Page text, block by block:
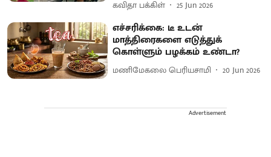
கவிதா பக்கிள் 25 Jun 2026
எச்சரிக்கை: டீ உடன்
மாத்திரைகளை எடுத்துக்
கொள்ளும் பழக்கம் உண்டா?
மணிமேகலை பெரியசாமி 20 Jun 2026
Advertisement